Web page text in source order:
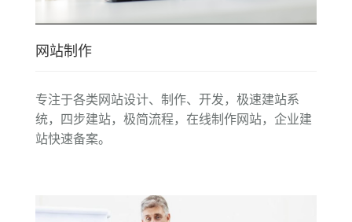
业，产品市场前景广阔。佳业网络以其敏锐的
市场洞察力、高品质的产品以及周到热情的服
托强大的技术支持团队以及多年丰富的网站建
设经验、信息资源和市场运作实力，在短短的
然，互联网世界千变万化，但佳业网络的基本
网站制作
专注于各类网站设计、制作、开发，极速建站系
统，四步建站，极简流程，在线制作网站，企业建
站快速备案。